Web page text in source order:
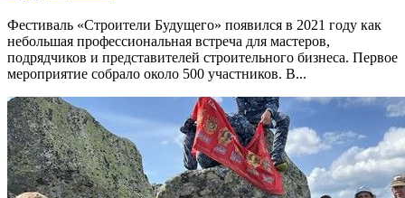
Фестиваль «Строители Будущего» появился в 2021 году как
небольшая профессиональная встреча для мастеров,
подрядчиков и представителей строительного бизнеса. Первое
мероприятие собрало около 500 участников. В...